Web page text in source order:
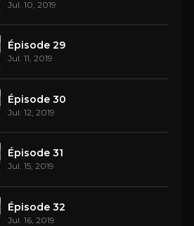
Jul. 10, 2019
Épisode 29
Jul. 11, 2019
Épisode 30
Jul. 12, 2019
Épisode 31
Jul. 15, 2019
Épisode 32
Jul. 16, 2019